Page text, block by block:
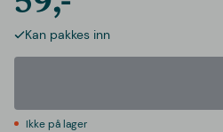
Kan pakkes inn
Ikke på lager